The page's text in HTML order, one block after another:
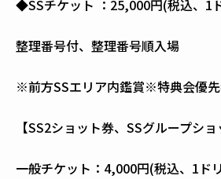
◆SSチケット ：25,000円(税込、1
整理番号付、整理番号順入場
※前方SSエリア内鑑賞※特典会優
【SS2ショット券、SSグループシ
一般チケット：4,000円(税込、1ド